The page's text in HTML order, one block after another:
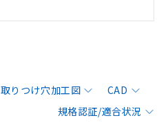
取りつけ穴加工図
CAD
規格認証/適合状況